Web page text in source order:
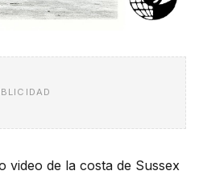
video de la costa de Sussex